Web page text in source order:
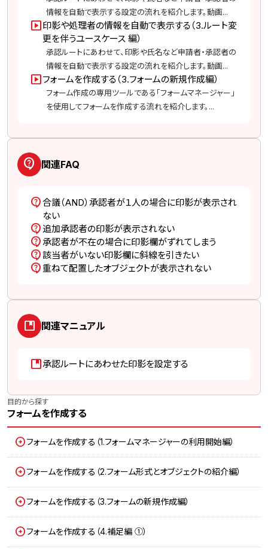
情報を自動で表示する設定の流れを紹介します。動画...
slideshow印影や処理者の情報を自動で表示する（3.ルート変
更を伴うユースケース 編）
承認ルートにあわせて、印影や氏名など申請者・承認者の
情報を自動で表示する設定の流れを紹介します。動画...
slideshowフォームを作成する（3.フォームの新規作成編）
フォーム作成の専用ツールである「フォームマネージャー」
を使用してフォームを作成する流れを紹介します。...
関連FAQ
contact_support
contact_support合議（AND）承認者が１人の場合に印影が表示され
ない
contact_support追加承認者の印影が表示されない
contact_support承認者が不在の場合に印影欄がずれてしまう
contact_support該当者がいない印影欄に斜線を引きたい
contact_support重ねて配置したオブジェクトが表示されない
関連マニュアル
developer_guide
developer_guide承認ルートにあわせた印影を設定する
目的から探す
フォームを作成する
フォームを作成する（1.フォームマネージャーの利用開始編）
フォームを作成する（2.フォーム形式とオブジェクトの紹介編）
フォームを作成する（3.フォームの新規作成編）
フォームを作成する（4.補足編 ①）